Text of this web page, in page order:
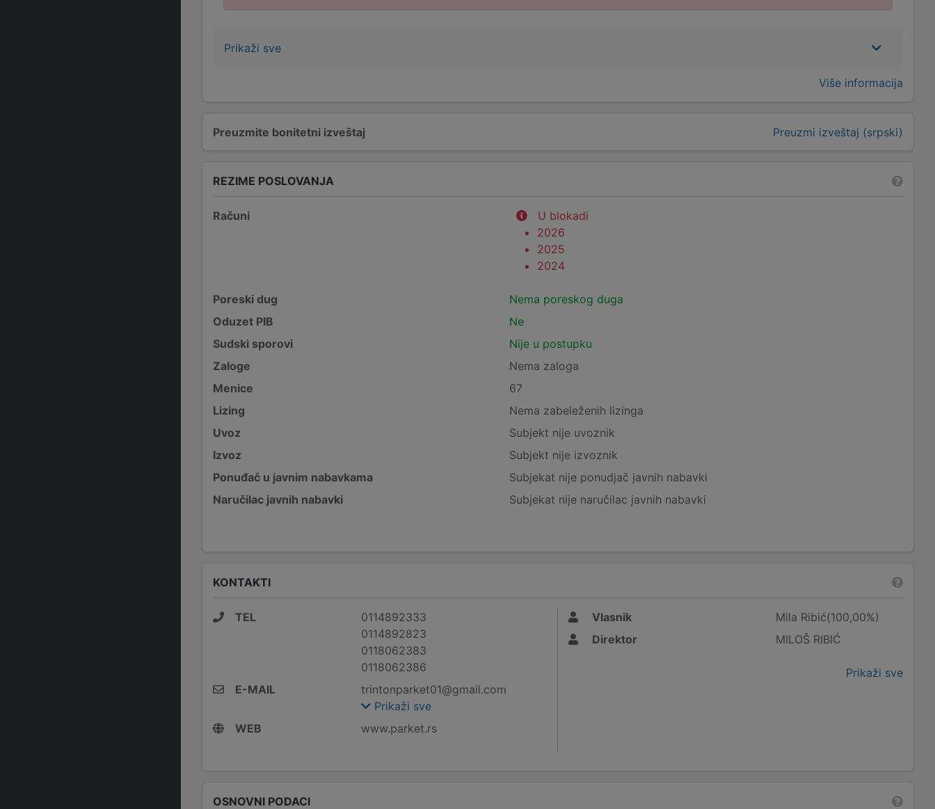
Preuzmite bonitetni izveštaj Preuzmi izveštaj (srpski)
Prikaži sve
Više informacija
REZIME POSLOVANJA
Računi
U blokadi
2026
2025
2024
Poreski dug
Nema poreskog duga
Oduzet PIB
Ne
Sudski sporovi
Nije u postupku
Zaloge
Nema zaloga
Menice
67
Lizing
Nema zabeleženih lizinga
Uvoz
Subjekt nije uvoznik
Izvoz
Subjekt nije izvoznik
Ponuđač u javnim nabavkama
Subjekat nije ponudjač javnih nabavki
Naručilac javnih nabavki
Subjekat nije naručilac javnih nabavki
KONTAKTI
TEL
0114892333
0114892823
0118062383
0118062386
E-MAIL
trintonparket01@gmail.com
Prikaži sve
WEB
www.parket.rs
Vlasnik
Mila Ribić(100,00%)
Direktor
MILOŠ RIBIĆ
Prikaži sve
OSNOVNI PODACI